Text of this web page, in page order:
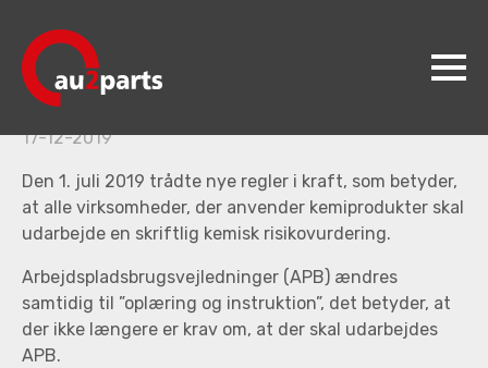
Produkter
Videncenter
Koncepter
Kontakt
Nyt lovkrav – Kemisk APV
NYT LOVKRAV – KEMISK APV OG
KEMISK RISIKOVURDERING
17-12-2019
Den 1. juli 2019 trådte nye regler i kraft, som betyder,
at alle virksomheder, der anvender kemiprodukter skal
udarbejde en skriftlig kemisk risikovurdering.
Arbejdspladsbrugsvejledninger (APB) ændres
samtidig til ”oplæring og instruktion”, det betyder, at
der ikke længere er krav om, at der skal udarbejdes
APB.